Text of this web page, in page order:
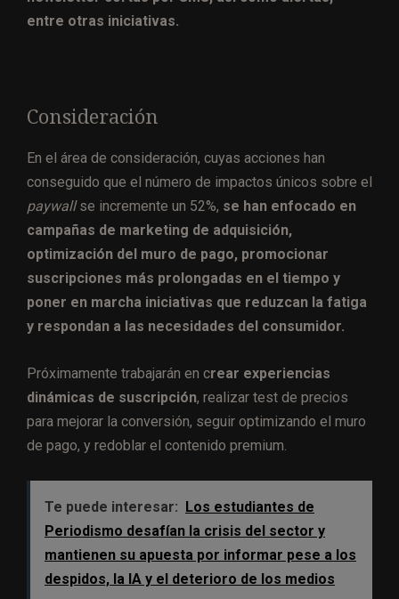
entre otras iniciativas.
Consideración
En el área de consideración, cuyas acciones han
conseguido que el número de impactos únicos sobre el
paywallse incremente un 52%, se han enfocado en
campañas de marketing de adquisición,
optimización del muro de pago, promocionar
suscripciones más prolongadas en el tiempo y
poner en marcha iniciativas que reduzcan la fatiga
y respondan a las necesidades del consumidor.
Próximamente trabajarán en crear experiencias
dinámicas de suscripción, realizar test de precios
para mejorar la conversión, seguir optimizando el muro
de pago, y redoblar el contenido premium.
Te puede interesar:
Los estudiantes de
Periodismo desafían la crisis del sector y
mantienen su apuesta por informar pese a los
despidos, la IA y el deterioro de los medios